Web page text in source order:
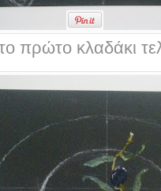
πρώτο κλαδάκι